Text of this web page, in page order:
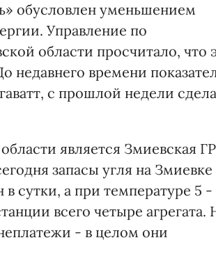
обусловлен уменьшением
Управление по
области просчитало, что
недавнего времени
с прошлой недели
является Змиевская
запасы угля на Змиевке
сутки, а при температуре 5 -
всего четыре агрегата.
- в целом они